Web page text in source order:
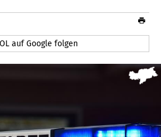
auf Google folgen